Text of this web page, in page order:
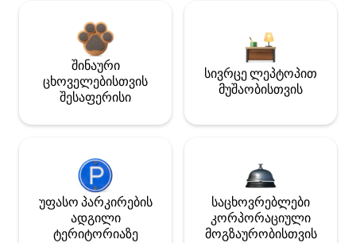
შინაური
ცხოველებისთვის
შესაფერისი
სივრცე ლეპტოპით
მუშაობისთვის
უფასო პარკირების
ადგილი
ტერიტორიაზე
საცხოვრებლები
კორპორაციული
მოგზაურობისთვის